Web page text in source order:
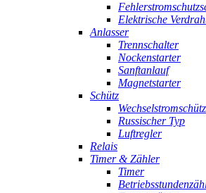
Elektrische
Anlasser
Trennschalter
Nockenstarter
Sanftanlauf
Magnetstarter
Schütz
Wechselstromschütz
Russischer Typ
Luftregler
Relais
Timer & Zähler
Timer